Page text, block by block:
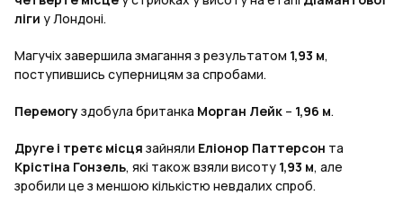
ліги у Лондоні.
Магучіх завершила змагання з результатом 1,93 м,
поступившись суперницям за спробами.
Перемогуздобула британка Морган Лейк – 1,96 м.
Друге і третє місця зайняли Еліонор Паттерсон та
Крістіна Гонзель, які також взяли висоту 1,93 м, але
зробили це з меншою кількістю невдалих спроб.